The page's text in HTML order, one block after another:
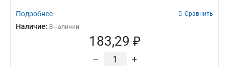
Подробнее Сравнить
Наличие: В наличии
183,29 ₽
– +